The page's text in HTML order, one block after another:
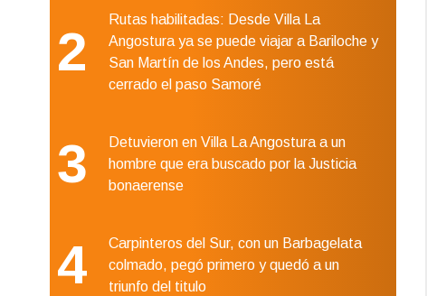
2
Rutas habilitadas: Desde Villa La
Angostura ya se puede viajar a Bariloche y
San Martín de los Andes, pero está
cerrado el paso Samoré
3
Detuvieron en Villa La Angostura a un
hombre que era buscado por la Justicia
bonaerense
4
Carpinteros del Sur, con un Barbagelata
colmado, pegó primero y quedó a un
triunfo del titulo